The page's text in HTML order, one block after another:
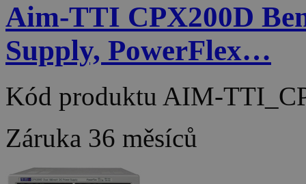
Aim-TTI CPX200D
Supply, PowerFlex…
Kód produktu AIM-
Záruka 36 měsíců